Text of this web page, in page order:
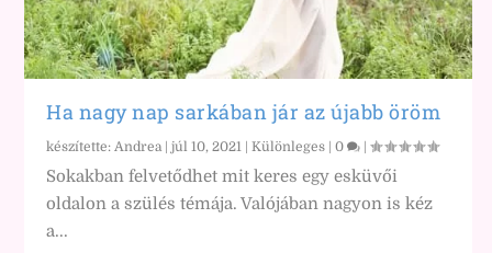
Ha nagy nap sarkában jár az újabb öröm
készítette: Andrea |júl 10, 2021 |Különleges |0 |
Sokakban felvetődhet mit keres egy esküvői
oldalon a szülés témája. Valójában nagyon is kéz
a...